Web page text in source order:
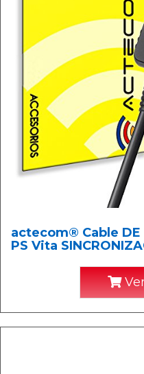
actecom® Cable DE
PS Vita